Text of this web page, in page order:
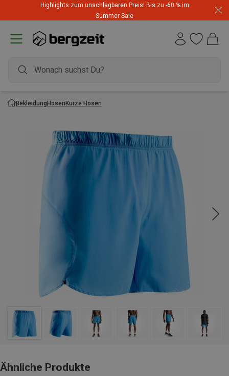
Highlights zum unschlagbaren Preis! Bis zu -60 % im
Summer Sale
BekleidungHosenKurze Hosen
Ähnliche Produkte